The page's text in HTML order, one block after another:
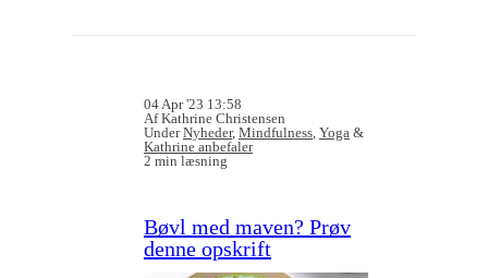
04 Apr '23 13:58
Af Kathrine Christensen
UnderNyheder, Mindfulness, Yoga &
Kathrine anbefaler
2 min læsning
Bøvl med maven? Prøv
denne opskrift